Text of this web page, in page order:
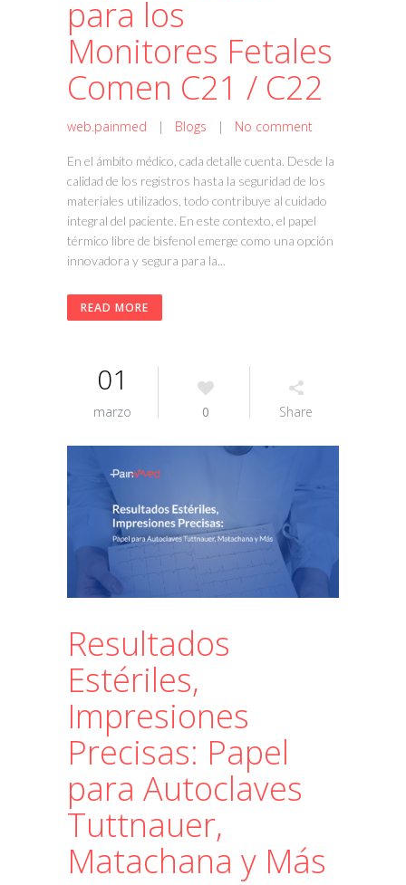
para los
Monitores Fetales
Comen C21 / C22
web.painmed | Blogs | No comment
En el ámbito médico, cada detalle cuenta. Desde la
calidad de los registros hasta la seguridad de los
materiales utilizados, todo contribuye al cuidado
integral del paciente. En este contexto, el papel
térmico libre de bisfenol emerge como una opción
innovadora y segura para la...
READ MORE
01
marzo 0 Share
Resultados
Estériles,
Impresiones
Precisas: Papel
para Autoclaves
Tuttnauer,
Matachana y Más